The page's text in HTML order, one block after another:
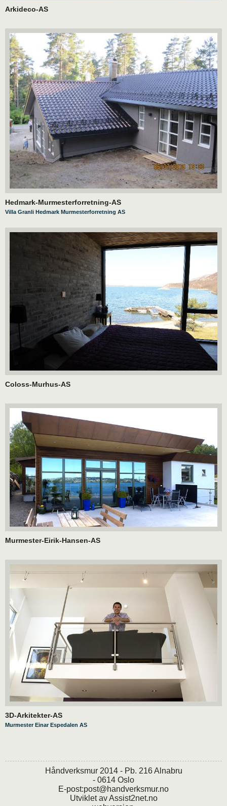
Arkideco-AS
Hedmark-Murmesterforretning-AS
Villa Granli Hedmark Murmesterforretning AS
Coloss-Murhus-AS
Murmester-Eirik-Hansen-AS
3D-Arkitekter-AS
Murmester Einar Espedalen AS
Håndverksmur 2014 - Pb. 216 Alnabru
- 0614 Oslo
E-post:post@handverksmur.no
Utviklet avAssist2net.no